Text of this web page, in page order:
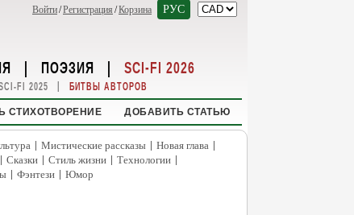
Войти/Регистрация /Корзина РУС
| ПОЭЗИЯ | SCI-FI 2026
FI 2025 | БИТВЫ АВТОРОВ
СТИХОТВОРЕНИЕ ДОБАВИТЬ СТАТЬЮ
| Мистические рассказы | Новая глава |
| Сказки | Стиль жизни | Технологии |
| Фэнтези | Юмор